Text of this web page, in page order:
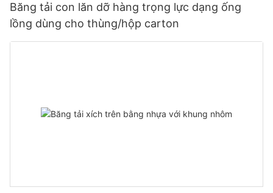
Băng tải con lăn dỡ hàng trọng lực dạng ống
lồng dùng cho thùng/hộp carton